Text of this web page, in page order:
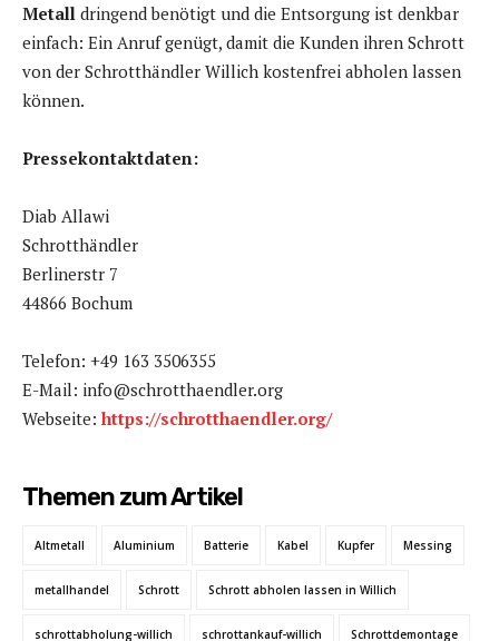
Metall dringend benötigt und die Entsorgung ist denkbar
einfach: Ein Anruf genügt, damit die Kunden ihren Schrott
von der Schrotthändler Willich kostenfrei abholen lassen
können.
Pressekontaktdaten:
Diab Allawi
Schrotthändler
Berlinerstr 7
44866 Bochum
Telefon: +49 163 3506355
E-Mail: info@schrotthaendler.org
Webseite: https://schrotthaendler.org/
Themen zum Artikel
Altmetall Aluminium Batterie Kabel Kupfer Messing
metallhandel Schrott Schrott abholen lassen in Willich
schrottabholung-willich schrottankauf-willich Schrottdemontage